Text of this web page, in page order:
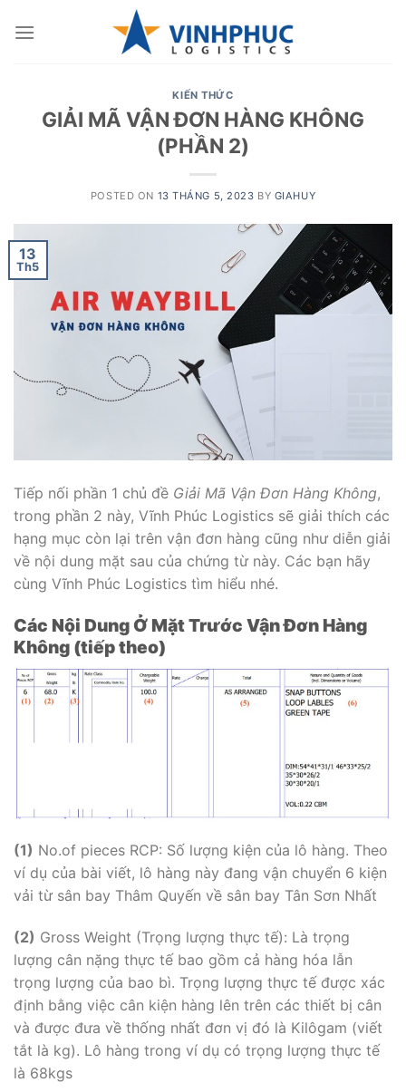
KIẾN THỨC
GIẢI MÃ VẬN ĐƠN HÀNG KHÔNG
(PHẦN 2)
POSTED ON 13 THÁNG 5, 2023 BY GIAHUY
13
Th5
Tiếp nối phần 1 chủ đề Giải Mã Vận Đơn Hàng Không,
trong phần 2 này, Vĩnh Phúc Logistics sẽ giải thích các
hạng mục còn lại trên vận đơn hàng cũng như diễn giải
về nội dung mặt sau của chứng từ này. Các bạn hãy
cùng Vĩnh Phúc Logistics tìm hiểu nhé.
Các Nội Dung Ở Mặt Trước Vận Đơn Hàng
Không (tiếp theo)
(1) No.of pieces RCP: Số lượng kiện của lô hàng. Theo
ví dụ của bài viết, lô hàng này đang vận chuyển 6 kiện
vải từ sân bay Thâm Quyến về sân bay Tân Sơn Nhất
(2) Gross Weight (Trọng lượng thực tế): Là trọng
lượng cân nặng thực tế bao gồm cả hàng hóa lẫn
trọng lượng của bao bì. Trọng lượng thực tế được xác
định bằng việc cân kiện hàng lên trên các thiết bị cân
và được đưa về thống nhất đơn vị đó là Kilôgam (viết
tắt là kg). Lô hàng trong ví dụ có trọng lượng thực tế
là 68kgs